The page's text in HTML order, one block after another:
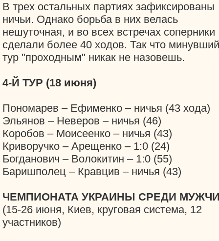
В трех остальных партиях зафиксированы
ничьи. Однако борьба в них велась
нешуточная, и во всех встречах соперники
сделали более 40 ходов. Так что минувший
тур "проходным" никак не назовешь.
4-Й ТУР (18 июня)
Пономарев – Ефименко – ничья (43 хода)
Эльянов – Неверов – ничья (46)
Коробов – Моисеенко – ничья (43)
Криворучко – Арещенко – 1:0 (24)
Богданович – Волокитин – 1:0 (55)
Баришполец – Кравцив – ничья (43)
ЧЕМПИОНАТА УКРАИНЫ СРЕДИ
(15-26 июня, Киев, круговая система, 12
участников)